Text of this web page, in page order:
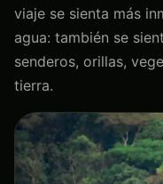
viaje se sienta más
agua: también se
senderos, orillas,
tierra.